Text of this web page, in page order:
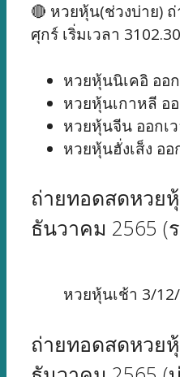
🔴 หวยหุ้น(ช่วงบ่าย)
ศุกร์ เริ่มเวลา
หวยหุ้นนิเคอิ ออ
หวยหุ้นเกาหลี อ
หวยหุ้นจีน ออกเ
หวยหุ้นฮั่งเส็ง ออ
ถ่ายทอดสดหวย
ธันวาคม 2565 (
หวยหุ้นเช้า 3/
ถ่ายทอดสดหวย